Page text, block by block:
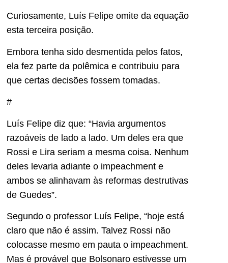
Curiosamente, Luís Felipe omite da equação
esta terceira posição.
Embora tenha sido desmentida pelos fatos,
ela fez parte da polêmica e contribuiu para
que certas decisões fossem tomadas.
#
Luís Felipe diz que: “Havia argumentos
razoáveis de lado a lado. Um deles era que
Rossi e Lira seriam a mesma coisa. Nenhum
deles levaria adiante o impeachment e
ambos se alinhavam às reformas destrutivas
de Guedes”.
Segundo o professor Luís Felipe, “hoje está
claro que não é assim. Talvez Rossi não
colocasse mesmo em pauta o impeachment.
Mas é provável que Bolsonaro estivesse um